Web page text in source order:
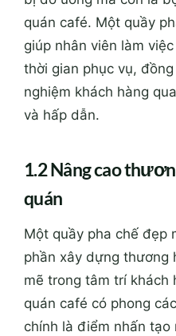
quán café. Một quầy
giúp nhân viên làm
thời gian phục vụ,
nghiệm khách hàng
và hấp dẫn.
1.2 Nâng cao
quán
Một quầy pha chế đẹp
phần xây dựng thương
mẽ trong tâm trí khách
quán café có phong
chính là điểm nhấn tạo